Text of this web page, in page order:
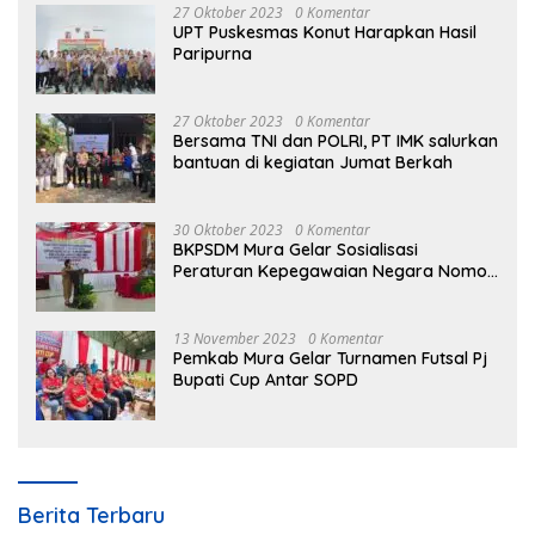
27 Oktober 2023 0 Komentar
UPT Puskesmas Konut Harapkan Hasil
Paripurna
27 Oktober 2023 0 Komentar
Bersama TNI dan POLRI, PT IMK salurkan
bantuan di kegiatan Jumat Berkah
30 Oktober 2023 0 Komentar
BKPSDM Mura Gelar Sosialisasi
Peraturan Kepegawaian Negara Nomor
13 November 2023 0 Komentar
Pemkab Mura Gelar Turnamen Futsal Pj
Bupati Cup Antar SOPD
Berita Terbaru